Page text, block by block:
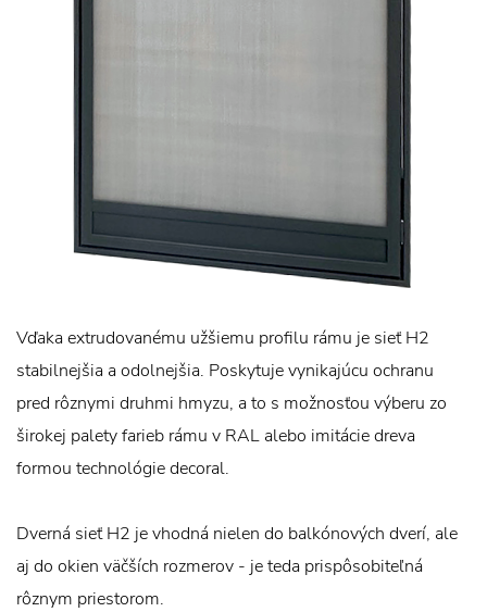
Vďaka extrudovanému užšiemu profilu rámu je sieť H2
stabilnejšia a odolnejšia. Poskytuje vynikajúcu ochranu
pred rôznymi druhmi hmyzu, a to s možnosťou výberu zo
širokej palety farieb rámu v RAL alebo imitácie dreva
formou technológie decoral.
Dverná sieť H2 je vhodná nielen do balkónových dverí, ale
aj do okien väčších rozmerov - je teda prispôsobiteľná
rôznym priestorom.